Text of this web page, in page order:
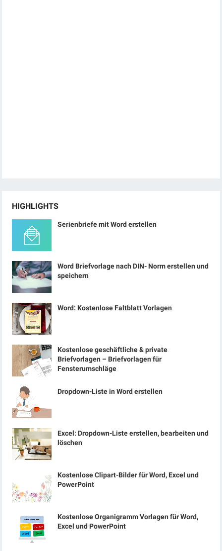
HIGHLIGHTS
Serienbriefe mit Word erstellen
Word Briefvorlage nach DIN- Norm erstellen und
speichern
Word: Kostenlose Faltblatt Vorlagen
Kostenlose geschäftliche & private
Briefvorlagen – Briefvorlagen für
Fensterumschläge
Dropdown-Liste in Word erstellen
Excel: Dropdown-Liste erstellen, bearbeiten und
löschen
Kostenlose Clipart-Bilder für Word, Excel und
PowerPoint
Kostenlose Organigramm Vorlagen für Word,
Excel und PowerPoint